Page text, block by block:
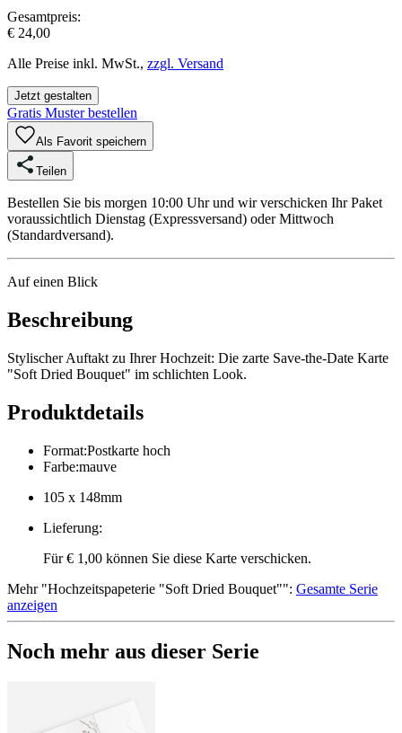
Gesamtpreis:
€ 24,00
Alle Preise inkl. MwSt., zzgl. Versand
Jetzt gestalten
Gratis Muster bestellen
Als Favorit speichern
Teilen
Bestellen Sie bis morgen 10:00 Uhr und wir verschicken Ihr Paket
voraussichtlich Dienstag (Expressversand) oder Mittwoch
(Standardversand).
Auf einen Blick
Beschreibung
Stylischer Auftakt zu Ihrer Hochzeit: Die zarte Save-the-Date Karte
"Soft Dried Bouquet" im schlichten Look.
Produktdetails
Format:Postkarte hoch
Farbe:mauve
105 x 148mm
Lieferung:
Für € 1,00 können Sie diese Karte verschicken.
Mehr"Hochzeitspapeterie "Soft Dried Bouquet"": Gesamte Serie
anzeigen
Noch mehr aus dieser Serie